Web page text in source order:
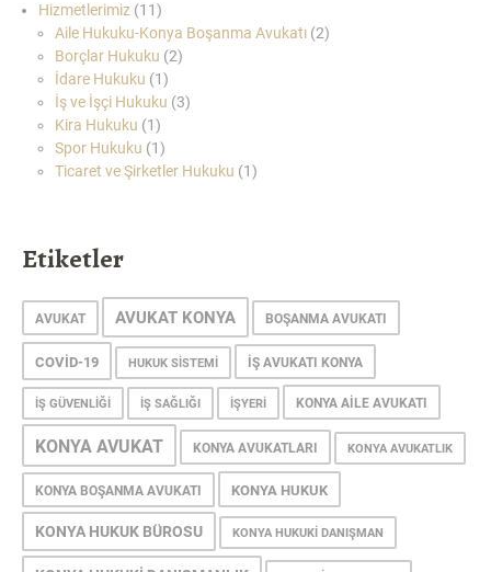
Hizmetlerimiz (11)
Aile Hukuku-Konya Boşanma Avukatı (2)
Borçlar Hukuku (2)
İdare Hukuku (1)
İş ve İşçi Hukuku (3)
Kira Hukuku (1)
Spor Hukuku (1)
Ticaret ve Şirketler Hukuku (1)
Etiketler
AVUKAT AVUKAT KONYA BOŞANMA AVUKATI
COVID-19 HUKUK SISTEMI IŞ AVUKATI KONYA
IŞ GÜVENLIĞI IŞ SAĞLIĞI IŞYERI KONYA AILE AVUKATI
KONYA AVUKAT KONYA AVUKATLARI KONYA AVUKATLIK
KONYA BOŞANMA AVUKATI KONYA HUKUK
KONYA HUKUK BÜROSU KONYA HUKUKI DANIŞMAN